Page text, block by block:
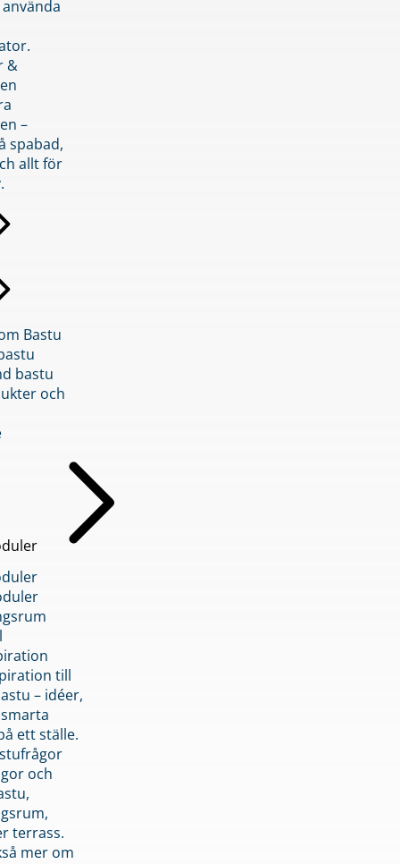
&
–
spabad,
allt för
Bastu
bastu
och
till
– idéer,
ett ställe.
och
terrass.
mer om